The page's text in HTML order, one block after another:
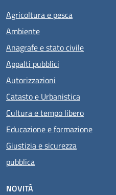
Agricoltura e pesca
Ambiente
Anagrafe e stato civile
Appalti pubblici
Autorizzazioni
Catasto e Urbanistica
Cultura e tempo libero
Educazione e formazione
Giustizia e sicurezza
pubblica
NOVITÀ